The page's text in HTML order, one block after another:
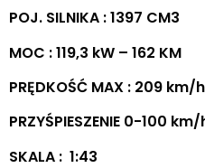
POJ. SILNIKA : 1397 CM3
MOC : 119,3 kW – 162 KM
PRĘDKOŚĆ MAX : 209 km/h
PRZYŚPIESZENIE 0-100
SKALA : 1:43